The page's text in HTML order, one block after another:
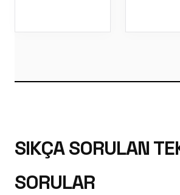
SIKÇA SORULAN
SORULAR